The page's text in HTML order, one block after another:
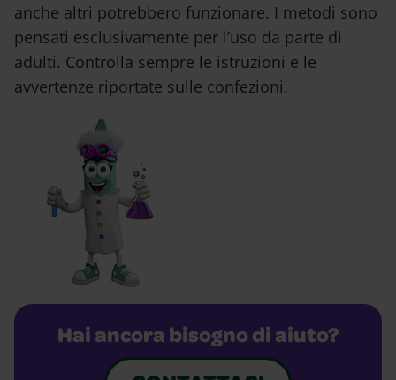
anche altri potrebbero funzionare. I metodi sono
pensati esclusivamente per l’uso da parte di
adulti. Controlla sempre le istruzioni e le
avvertenze riportate sulle confezioni.
Hai ancora bisogno di aiuto?